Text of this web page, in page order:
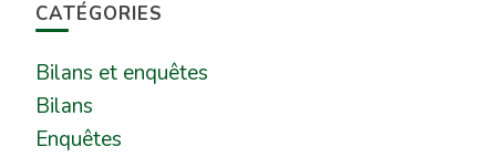
CATÉGORIES
Bilans et enquêtes
Bilans
Enquêtes